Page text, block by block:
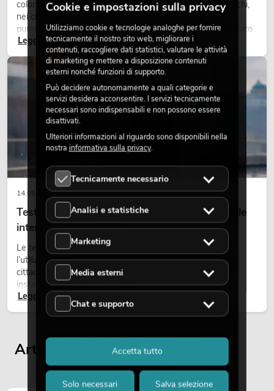
colorati caratterizzano molti lighting design attuali su palchi,
nei club e negli eventi. La luce rétro non è un effetto
puramente nostalgico, ma uno strumento di design utilizzato
in modo consapevole: crea atmosfera, dona carattere alle
scene e può rendere più emozionali i setup LED tecnici.
Leggi ora
14.05.2026
Teste mobili outdoor: teste mobili resistenti alle
intemperie per eventi
Le teste mobili outdoor sono proiettori motorizzati per
l’utilizzo all’aperto. Vengono impiegate in festival, feste
cittadine, concerti open-air, allestimenti architetturali e
installazioni temporanee all’esterno.
Leggi ora
LUCE
Articoli visualizzati per ultimi
Cookie e impostazioni sulla privacy
Utilizziamo cookie e tecnologie analoghe per fornire
tecnicamente il nostro sito web, migliorare i
contenuti, raccogliere dati statistici, valutare le attività
di marketing e mettere a disposizione contenuti
esterni nonché funzioni di supporto.
Può decidere autonomamente a quali categorie e
servizi desidera acconsentire. I servizi tecnicamente
necessari sono indispensabili e non possono essere
disattivati.
Ulteriori informazioni al riguardo sono disponibili nella
nostra informativa sulla privacy.
Tecnicamente necessario
Analisi e statistiche
Marketing
Media esterni
Chat e supporto
Solo necessari Salva selezione
Accetta tutto